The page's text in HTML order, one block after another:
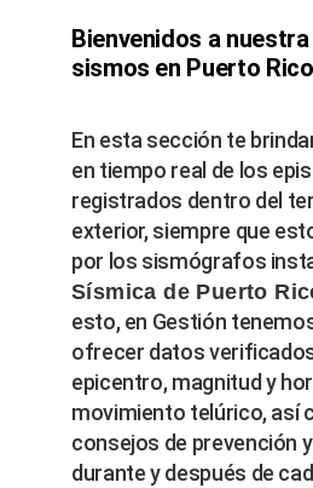
Bienvenidos a
sismos en Puerto Rico
En esta sección te
en tiempo real de los
registrados dentro del
exterior, siempre que
por los sismógrafos
Sísmica de Puerto
esto, en Gestión
ofrecer datos
epicentro, magnitud y
movimiento telúrico, así
consejos de prevención
durante y después de